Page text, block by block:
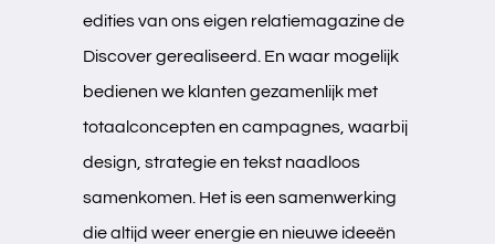
edities van ons eigen relatiemagazine de
Discover gerealiseerd. En waar mogelijk
bedienen we klanten gezamenlijk met
totaalconcepten en campagnes, waarbij
design, strategie en tekst naadloos
samenkomen. Het is een samenwerking
die altijd weer energie en nieuwe ideeën